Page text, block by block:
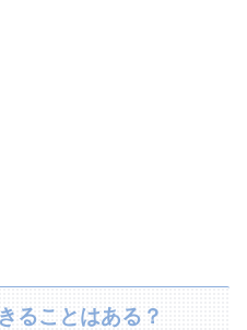
ることはある？